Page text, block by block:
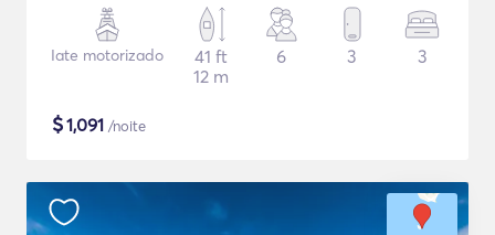
Iate motorizado
41 ft
12 m
6 3 3
$1,091 /noite